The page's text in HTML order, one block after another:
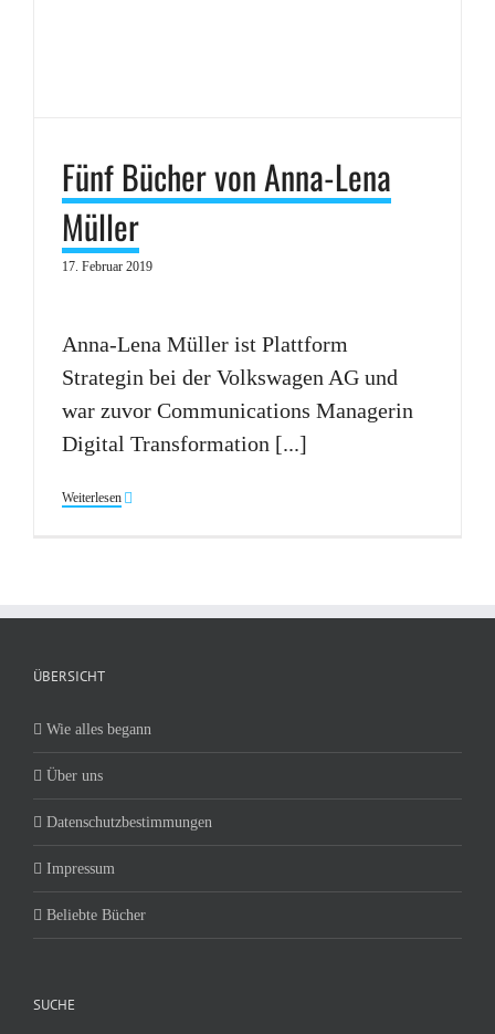
Fünf Bücher von Anna-Lena
Müller
17. Februar 2019
Anna-Lena Müller ist Plattform
Strategin bei der Volkswagen AG und
war zuvor Communications Managerin
Digital Transformation [...]
Weiterlesen
ÜBERSICHT
Wie alles begann
Über uns
Datenschutzbestimmungen
Impressum
Beliebte Bücher
SUCHE